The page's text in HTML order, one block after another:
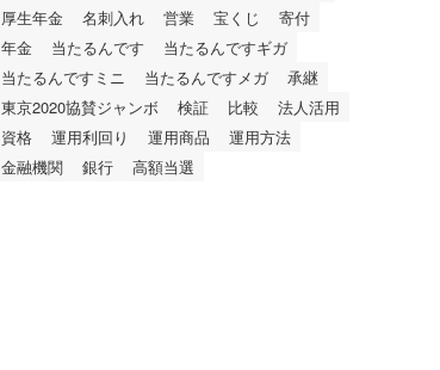
厚生年金
名刺入れ 営業 宝くじ
寄付
年金
当たるんです
当たるんですギガ
当たるんですミニ
当たるんですメガ
承継
東京2020協賛ジャンボ
検証 比較
法人活用
資格
運用利回り 運用商品
運用方法
金融機関
銀行 高額当選